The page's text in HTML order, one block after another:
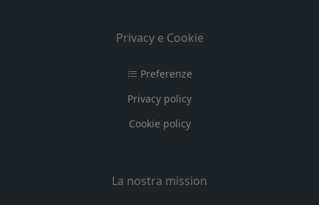
Privacy e Cookie
Preferenze
Privacy policy
Cookie policy
La nostra mission